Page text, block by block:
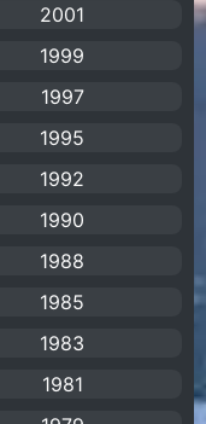
2001
1999
1997
1995
1992
1990
1988
1985
1983
1981